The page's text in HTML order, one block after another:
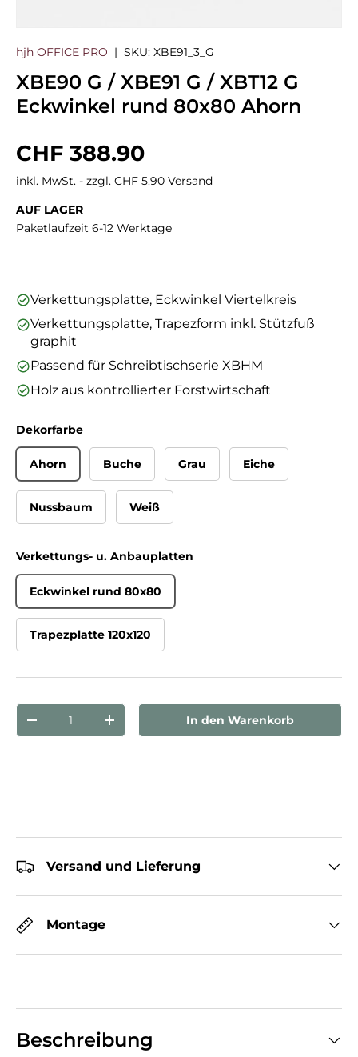
hjh OFFICE PRO | SKU: XBE91_3_G
XBE90 G / XBE91 G / XBT12 G
Eckwinkel rund 80x80 Ahorn
Normaler Preis
CHF 388.90
inkl. MwSt. - zzgl. CHF 5.90 Versand
AUF LAGER
Paketlaufzeit 6-12 Werktage
Verkettungsplatte, Eckwinkel Viertelkreis
Verkettungsplatte, Trapezform inkl. Stützfuß
graphit
Passend für Schreibtischserie XBHM
Holz aus kontrollierter Forstwirtschaft
Dekorfarbe
Ahorn Buche Grau Eiche
Nussbaum Weiß
Verkettungs- u. Anbauplatten
Eckwinkel rund 80x80
Trapezplatte 120x120
Anzahl
Menge verringernMenge erhöhenIn den Warenkorb
Versand und Lieferung
Montage
Beschreibung